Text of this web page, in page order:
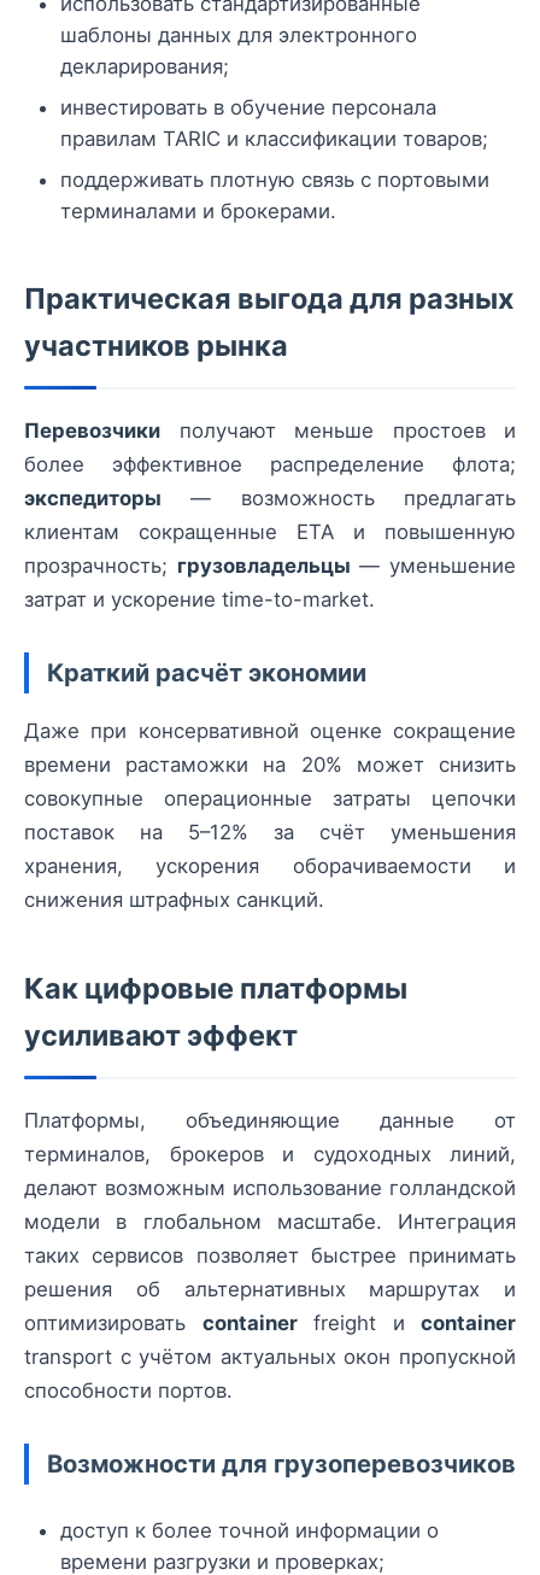
шаблоны данных для электронного
декларирования;
инвестировать в обучение персонала
правилам TARIC и классификации товаров;
поддерживать плотную связь с портовыми
терминалами и брокерами.
Практическая выгода для разных
участников рынка
Перевозчики получают меньше простоев и
более эффективное распределение флота;
экспедиторы — возможность предлагать
клиентам сокращенные ETA и повышенную
прозрачность; грузовладельцы — уменьшение
затрат и ускорение time-to-market.
Краткий расчёт экономии
Даже при консервативной оценке сокращение
времени растаможки на 20% может снизить
совокупные операционные затраты цепочки
поставок на 5–12% за счёт уменьшения
хранения, ускорения оборачиваемости и
снижения штрафных санкций.
Как цифровые платформы
усиливают эффект
Платформы, объединяющие данные от
терминалов, брокеров и судоходных линий,
делают возможным использование голландской
модели в глобальном масштабе. Интеграция
таких сервисов позволяет быстрее принимать
решения об альтернативных маршрутах и
оптимизировать containerfreight и container
transport с учётом актуальных окон пропускной
способности портов.
Возможности для грузоперевозчиков
доступ к более точной информации о
времени разгрузки и проверках;